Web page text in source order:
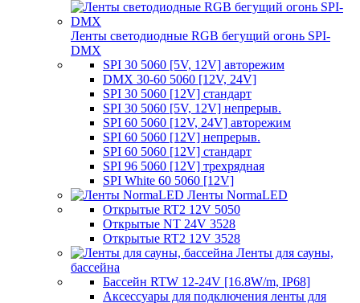
Ленты светодиодные RGB бегущий огонь SPI-
DMX
SPI 30 5060 [5V, 12V] авторежим
DMX 30-60 5060 [12V, 24V]
SPI 30 5060 [12V] стандарт
SPI 30 5060 [5V, 12V] непрерыв.
SPI 60 5060 [12V, 24V] авторежим
SPI 60 5060 [12V] непрерыв.
SPI 60 5060 [12V] стандарт
SPI 96 5060 [12V] трехрядная
SPI White 60 5060 [12V]
Ленты NormaLED
Открытые RT2 12V 5050
Открытые NT 24V 3528
Открытые RT2 12V 3528
Ленты для сауны,
бассейна
Бассейн RTW 12-24V [16.8W/m, IP68]
Аксессуары для подключения ленты для